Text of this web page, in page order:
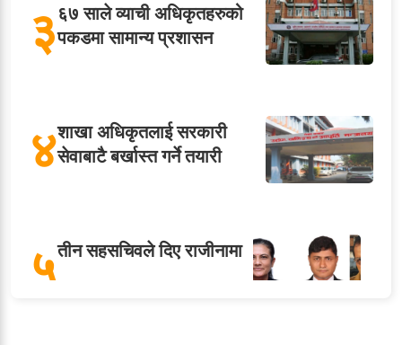
३६७ साले व्याची अधिकृतहरुको
पकडमा सामान्य प्रशासन
४शाखा अधिकृतलाई सरकारी
सेवाबाटै बर्खास्त गर्ने तयारी
५तीन सहसचिवले दिए राजीनामा